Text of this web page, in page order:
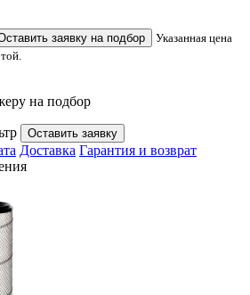
заявку на подбор
Указанная цена
на подбор
Оставить заявку
Доставка Гарантия и возврат